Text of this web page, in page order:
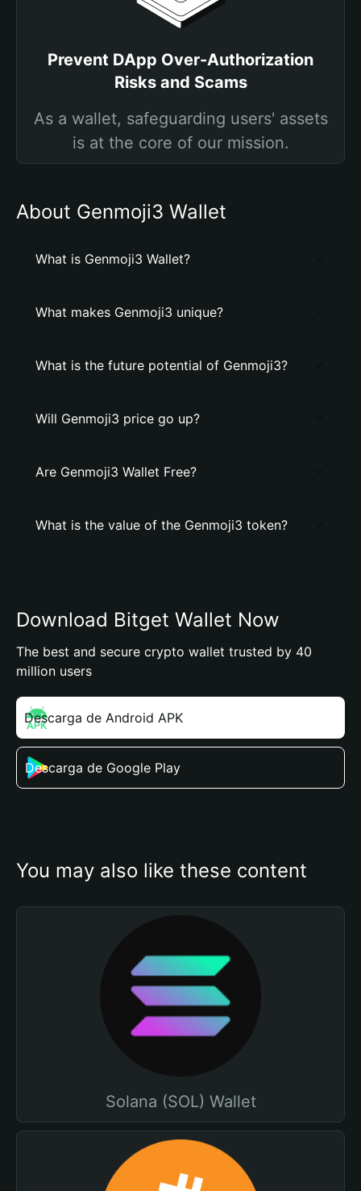
Prevent DApp Over-Authorization
Risks and Scams
As a wallet, safeguarding users' assets
is at the core of our mission.
About Genmoji3 Wallet
What is Genmoji3 Wallet?
What makes Genmoji3 unique?
What is the future potential of Genmoji3?
Will Genmoji3 price go up?
Are Genmoji3 Wallet Free?
What is the value of the Genmoji3 token?
Download Bitget Wallet Now
The best and secure crypto wallet trusted by 40
million users
Descarga de Android APK
Descarga de Google Play
You may also like these content
Solana (SOL) Wallet